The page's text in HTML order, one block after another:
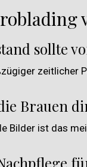
sollte
zeitlicher
Brauen
Bilder ist das